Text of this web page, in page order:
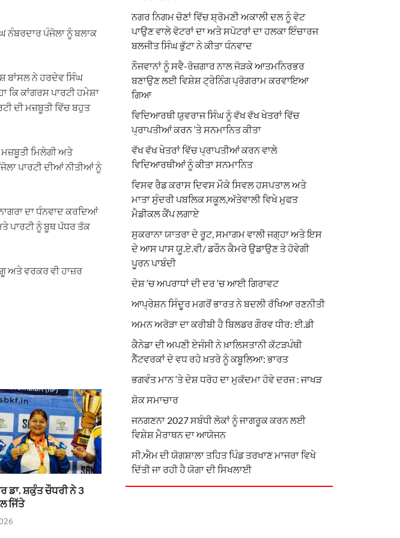
ਪੰਜੋਲਾ ਨੂੰ ਬਲਾਕ
ਬਾਂਸਲ ਨੇ ਹਰਦੇਵ ਸਿੰਘ
ਕਿ ਕਾਂਗਰਸ ਪਾਰਟੀ ਹਮੇਸ਼ਾ
ਦੀ ਮਜ਼ਬੂਤੀ ਵਿੱਚ ਬਹੁਤ
ਮਜ਼ਬੂਤੀ ਮਿਲੇਗੀ ਅਤੇ
ਪਾਰਟੀ ਦੀਆਂ ਨੀਤੀਆਂ ਨੂੰ
ਦਾ ਧੰਨਵਾਦ ਕਰਦਿਆਂ
ਪਾਰਟੀ ਨੂੰ ਬੂਥ ਪੱਧਰ ਤੱਕ
ਅਤੇ ਵਰਕਰ ਵੀ ਹਾਜ਼ਰ
ਡਾ. ਸ਼ਕੁੰਤ ਚੌਧਰੀ ਨੇ 3
ਜਿੱਤੇ
ਨਗਰ ਨਿਗਮ ਚੋਣਾਂ ਵਿੱਚ ਸ਼੍ਰੋਮਣੀ ਅਕਾਲੀ ਦਲ ਨੂੰ ਵੋਟ
ਪਾਉਣ ਵਾਲੇ ਵੋਟਰਾਂ ਦਾ ਅਤੇ ਸਪੋਟਰਾਂ ਦਾ ਹਲਕਾ ਇੰਚਾਰਜ
ਬਲਜੀਤ ਸਿੰਘ ਭੁੱਟਾ ਨੇ ਕੀਤਾ ਧੰਨਵਾਦ
ਨੌਜਵਾਨਾਂ ਨੂੰ ਸਵੈ-ਰੋਜ਼ਗਾਰ ਨਾਲ ਜੋੜਕੇ ਆਤਮਨਿਰਭਰ
ਬਣਾਉਣ ਲਈ ਵਿਸ਼ੇਸ਼ ਟ੍ਰੇਨਿੰਗ ਪ੍ਰੋਗਰਾਮ ਕਰਵਾਇਆ
ਗਿਆ
ਵਿਦਿਆਰਥੀ ਯੁਵਰਾਜ ਸਿੰਘ ਨੂੰ ਵੱਖ ਵੱਖ ਖੇਤਰਾਂ ਵਿੱਚ
ਪ੍ਰਾਪਤੀਆਂ ਕਰਨ ‘ਤੇ ਸਨਮਾਨਿਤ ਕੀਤਾ
ਵੱਖ ਵੱਖ ਖੇਤਰਾਂ ਵਿੱਚ ਪ੍ਰਾਪਤੀਆਂ ਕਰਨ ਵਾਲੇ
ਵਿਦਿਆਰਥੀਆਂ ਨੂੰ ਕੀਤਾ ਸਨਮਾਨਿਤ
ਵਿਸਵ ਰੈਡ ਕਰਾਸ ਦਿਵਸ ਮੌਕੇ ਸਿਵਲ ਹਸਪਤਾਲ ਅਤੇ
ਮਾਤਾ ਸੁੰਦਰੀ ਪਬਲਿਕ ਸਕੂਲ,ਅੱਤੇਵਾਲੀ ਵਿਖੇ ਮੁਫਤ
ਮੈਡੀਕਲ ਕੈਂਪ ਲਗਾਏ
ਸੁਕਰਾਨਾ ਯਾਤਰਾ ਦੇ ਰੂਟ, ਸਮਾਗਮ ਵਾਲੀ ਜਗ੍ਹਾ ਅਤੇ ਇਸ
ਦੇ ਆਸ ਪਾਸ ਯੂ.ਏ.ਵੀ/ ਡਰੌਨ ਕੈਮਰੇ ਉਡਾਉਣ ਤੇ ਹੋਵੇਗੀ
ਪੂਰਨ ਪਾਬੰਦੀ
ਦੇਸ਼ ‘ਚ ਅਪਰਾਧਾਂ ਦੀ ਦਰ ‘ਚ ਆਈ ਗਿਰਾਵਟ
ਆਪ੍ਰੇਸ਼ਨ ਸਿੰਦੂਰ ਮਗਰੋਂ ਭਾਰਤ ਨੇ ਬਦਲੀ ਰੱਖਿਆ ਰਣਨੀਤੀ
ਅਮਨ ਅਰੋੜਾ ਦਾ ਕਰੀਬੀ ਹੈ ਬਿਲਡਰ ਗੌਰਵ ਧੀਰ: ਈ.ਡੀ
ਕੈਨੇਡਾ ਦੀ ਅਪਣੀ ਏਜੰਸੀ ਨੇ ਖ਼ਾਲਿਸਤਾਨੀ ਕੱਟੜਪੰਥੀ
ਨੈੱਟਵਰਕਾਂ ਦੇ ਵਧ ਰਹੇ ਖ਼ਤਰੇ ਨੂੰ ਕਬੂਲਿਆ: ਭਾਰਤ
ਭਗਵੰਤ ਮਾਨ ‘ਤੇ ਦੇਸ਼ ਧਰੋਹ ਦਾ ਮੁਕੱਦਮਾ ਹੋਵੇ ਦਰਜ : ਜਾਖੜ
ਸ਼ੋਕ ਸਮਾਚਾਰ
ਜਨਗਣਨਾ 2027 ਸਬੰਧੀ ਲੋਕਾਂ ਨੂੰ ਜਾਗਰੂਕ ਕਰਨ ਲਈ
ਵਿਸ਼ੇਸ਼ ਮੈਰਾਥਨ ਦਾ ਆਯੋਜਨ
ਸੀ.ਐਮ ਦੀ ਯੋਗਸ਼ਾਲਾ ਤਹਿਤ ਪਿੰਡ ਤਰਖਾਣ ਮਾਜਰਾ ਵਿਖੇ
ਦਿੱਤੀ ਜਾ ਰਹੀ ਹੈ ਯੋਗਾ ਦੀ ਸਿਖਲਾਈ